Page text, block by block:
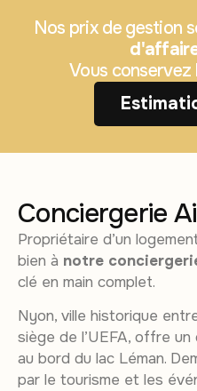
Nos prix de gestion
Vous conservez
Conciergerie
Propriétaire d’un
bien à notre
clé en main complet.
Nyon, ville historique
siège de l’UEFA, offre
au bord du lac Léman.
par le tourisme et les